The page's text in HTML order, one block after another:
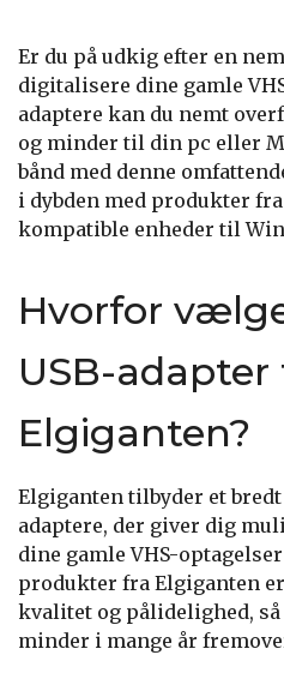
Er du på udkig efter en
digitalisere dine gamle
adaptere kan du nemt
og minder til din pc eller
bånd med denne
i dybden med produkter
kompatible enheder til
Hvorfor
USB-adapter
Elgiganten?
Elgiganten tilbyder et bredt
adaptere, der giver dig
dine gamle VHS-
produkter fra Elgiganten
kvalitet og pålidelighed, så
minder i mange år